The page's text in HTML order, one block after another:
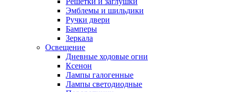
Эмблемы и шильдики
Ручки двери
Бамперы
Зеркала
Освещение
Дневные ходовые огни
Ксенон
Лампы галогенные
Лампы светодиодные